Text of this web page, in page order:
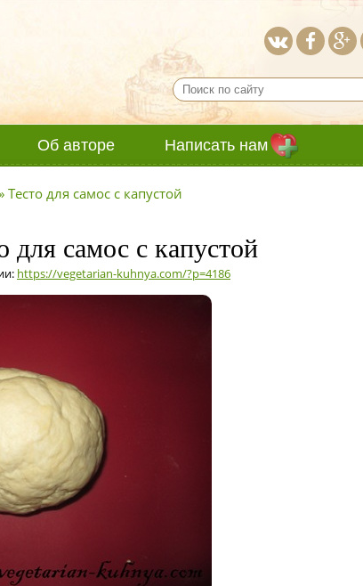
Об авторе Написать нам
Тесто для самос с капустой
самос с капустой
https://vegetarian-kuhnya.com/?p=4186